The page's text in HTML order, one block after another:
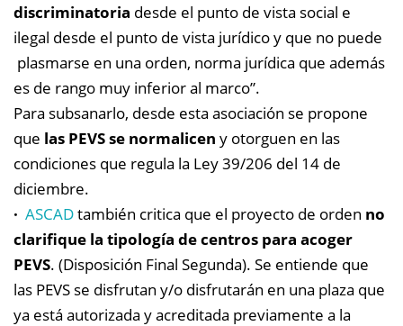
discriminatoria desde el punto de vista social e
ilegal desde el punto de vista jurídico y que no puede
plasmarse en una orden, norma jurídica que además
es de rango muy inferior al marco”.
Para subsanarlo, desde esta asociación se propone
que las PEVS se normalicen y otorguen en las
condiciones que regula la Ley 39/206 del 14 de
diciembre.
· ASCADtambién critica que el proyecto de orden no
clarifique la tipología de centros para acoger
PEVS. (Disposición Final Segunda). Se entiende que
las PEVS se disfrutan y/o disfrutarán en una plaza que
ya está autorizada y acreditada previamente a la